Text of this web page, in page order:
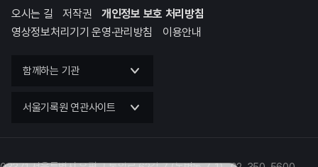
오시는 길 저작권
개인정보 보호 처리방침
영상정보처리기기 운영·관리방침
이용안내
함께하는 기관
서울기록원 연관사이트